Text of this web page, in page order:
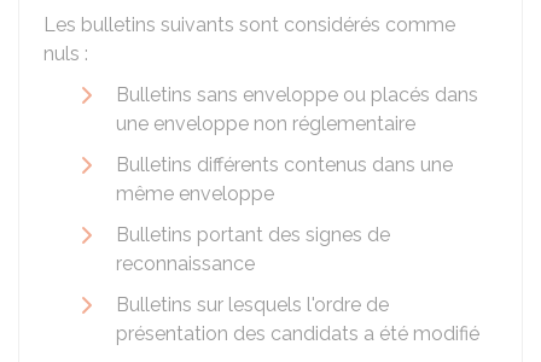
Les bulletins suivants sont considérés comme
nuls :
Bulletins sans enveloppe ou placés dans
une enveloppe non réglementaire
Bulletins différents contenus dans une
même enveloppe
Bulletins portant des signes de
reconnaissance
Bulletins sur lesquels l'ordre de
présentation des candidats a été modifié